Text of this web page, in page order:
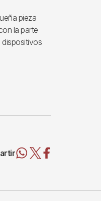
pieza
la parte